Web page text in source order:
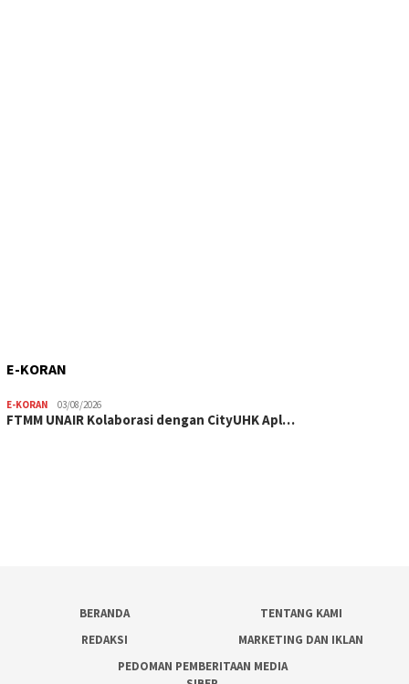
E-KORAN
E-KORAN 03/08/2026
FTMM UNAIR Kolaborasi dengan CityUHK Apl…
BERANDA
TENTANG KAMI
REDAKSI
MARKETING DAN IKLAN
PEDOMAN PEMBERITAAN MEDIA